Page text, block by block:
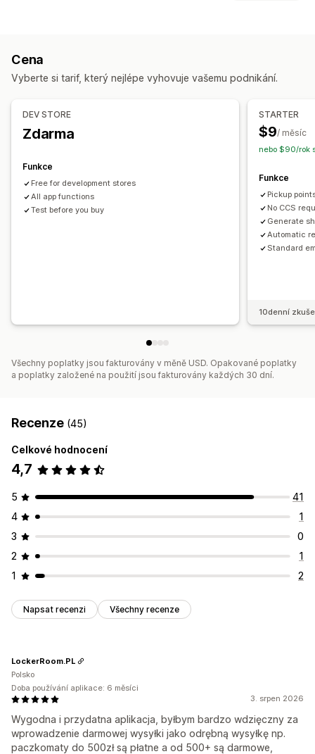
Sledování v reálném čase
Mapa doručení
Cena
Vyberte si tarif, který nejlépe vyhovuje vašemu podnikání.
DEV STORE
Zdarma
Funkce
Free for development stores
All app functions
Test before you buy
STARTER
$9/ měsíc
nebo $90/rok
Funkce
Pickup
No CCS
Generate
Automatic
Standard
10denní
Všechny poplatky jsou fakturovány v měně USD. Opakované poplatky
a poplatky založené na použití jsou fakturovány každých 30 dní.
Recenze (45)
Celkové hodnocení
4,7
5
41
4
1
3
0
2
1
1
2
Napsat recenzi Všechny recenze
3. srpen 2026
Wygodna i przydatna aplikacja, byłbym bardzo wdzięczny za
wprowadzenie darmowej wysyłki jako odrębną wysyłkę np.
paczkomaty do 500zł są płatne a od 500+ są darmowe,
LockerRoom.PL
Polsko
Doba používání aplikace: 6 měsíci